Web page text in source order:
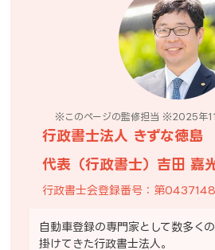
※このページの監修担当 ※2025年
行政書士法人 きずな徳島
代表（行政書士）吉田 嘉
行政書士会登録番号：第
自動車登録の専門家として数多く
掛けてきた行政書士法人。